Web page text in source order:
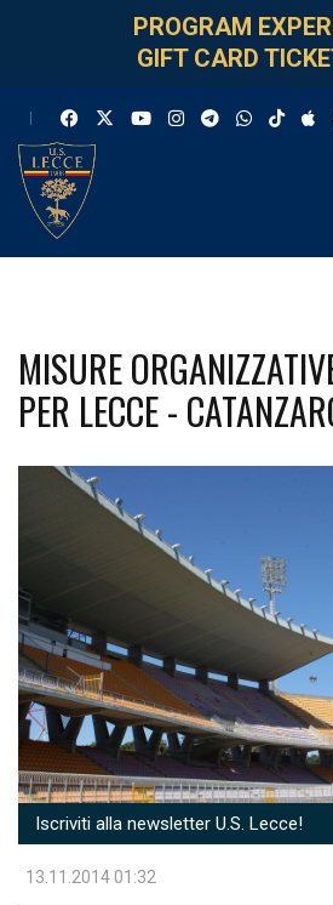
PROGRAM
GIFT CARD
MISURE
PER LECCE -
Iscriviti alla newsletter U.S. Lecce!
13.11.2014 01:32